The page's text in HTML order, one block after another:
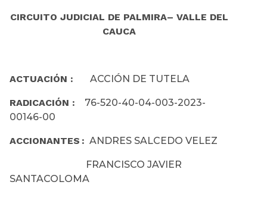
CIRCUITO JUDICIAL DE PALMIRA– VALLE DEL
CAUCA
ACTUACIÓN : ACCIÓN DE TUTELA
RADICACIÓN : 76-520-40-04-003-2023-
00146-00
ACCIONANTES : ANDRES SALCEDO VELEZ
FRANCISCO JAVIER
SANTACOLOMA